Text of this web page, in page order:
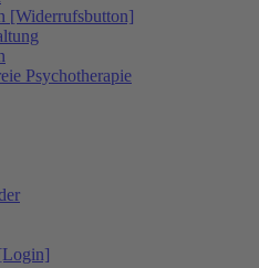
[Widerrufsbutton]
Psychotherapie